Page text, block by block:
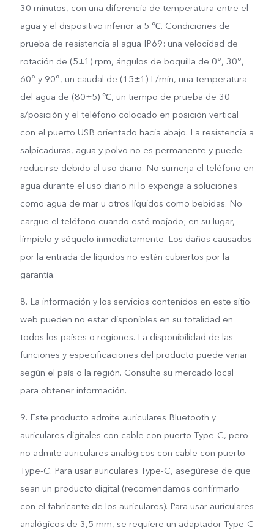
30 minutos, con una diferencia de temperatura entre el
agua y el dispositivo inferior a 5 ℃. Condiciones de
prueba de resistencia al agua IP69: una velocidad de
rotación de (5±1) rpm, ángulos de boquilla de 0°, 30°,
60° y 90°, un caudal de (15±1) L/min, una temperatura
del agua de (80±5) ℃, un tiempo de prueba de 30
s/posición y el teléfono colocado en posición vertical
con el puerto USB orientado hacia abajo. La resistencia a
salpicaduras, agua y polvo no es permanente y puede
reducirse debido al uso diario. No sumerja el teléfono en
agua durante el uso diario ni lo exponga a soluciones
como agua de mar u otros líquidos como bebidas. No
cargue el teléfono cuando esté mojado; en su lugar,
límpielo y séquelo inmediatamente. Los daños causados
por la entrada de líquidos no están cubiertos por la
garantía.
8. La información y los servicios contenidos en este sitio
web pueden no estar disponibles en su totalidad en
todos los países o regiones. La disponibilidad de las
funciones y especificaciones del producto puede variar
según el país o la región. Consulte su mercado local
para obtener información.
9. Este producto admite auriculares Bluetooth y
auriculares digitales con cable con puerto Type-C, pero
no admite auriculares analógicos con cable con puerto
Type-C. Para usar auriculares Type-C, asegúrese de que
sean un producto digital (recomendamos confirmarlo
con el fabricante de los auriculares). Para usar auriculares
analógicos de 3,5 mm, se requiere un adaptador Type-C